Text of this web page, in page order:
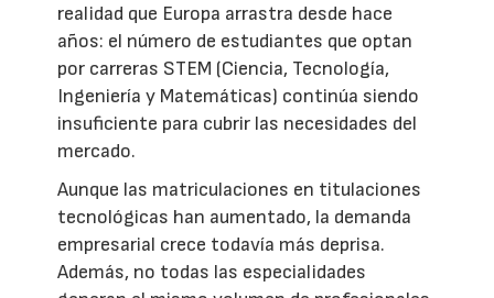
realidad que Europa arrastra desde hace
años: el número de estudiantes que optan
por carreras STEM (Ciencia, Tecnología,
Ingeniería y Matemáticas) continúa siendo
insuficiente para cubrir las necesidades del
mercado.
Aunque las matriculaciones en titulaciones
tecnológicas han aumentado, la demanda
empresarial crece todavía más deprisa.
Además, no todas las especialidades